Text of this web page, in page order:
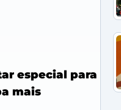
especial para
mais